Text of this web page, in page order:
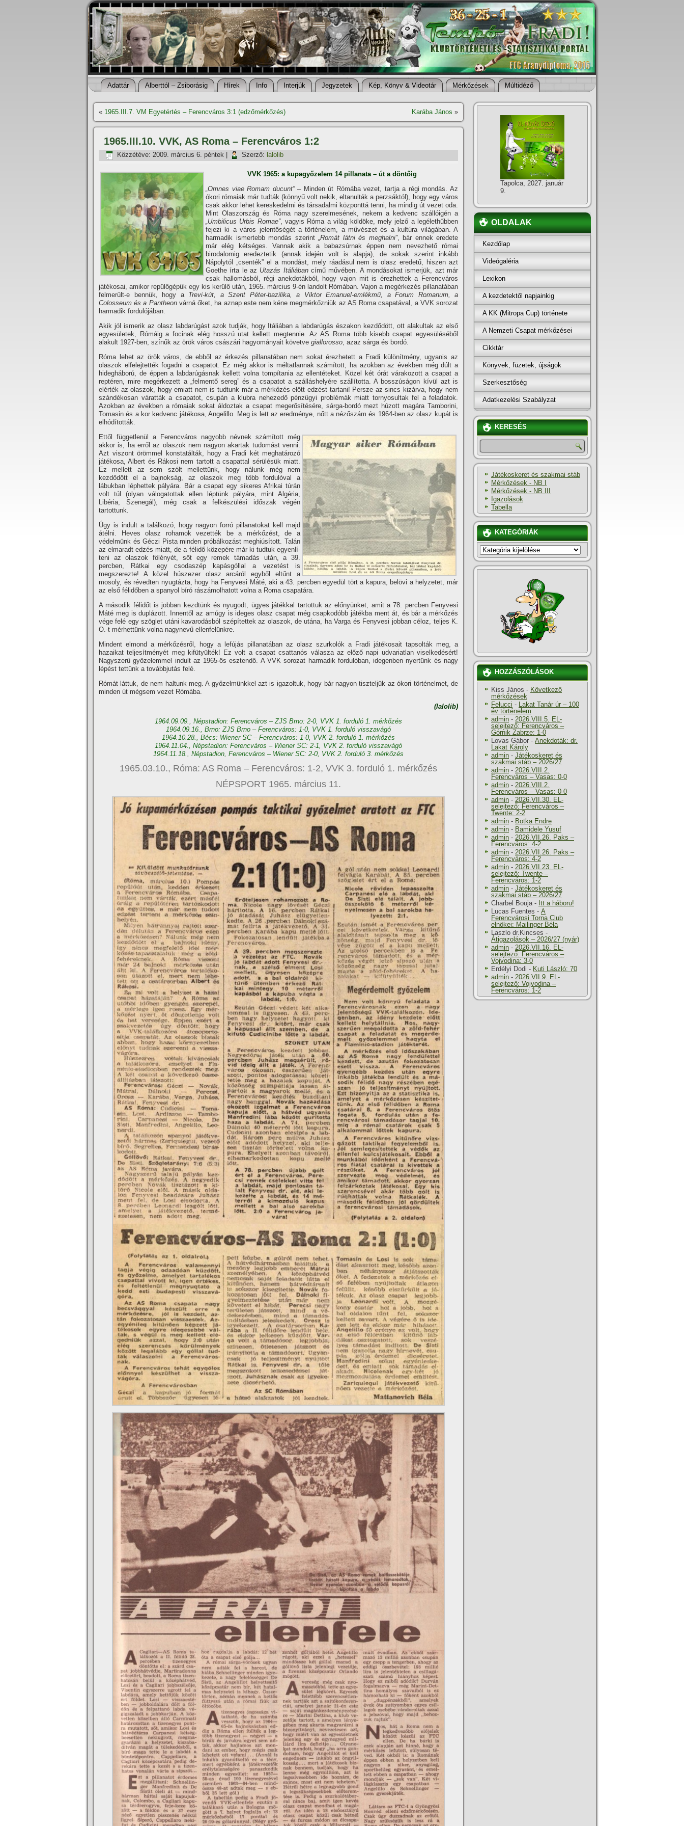
Adattár Alberttól – Zsiborásig Hí­rek Info Interjúk Jegyzetek Kép, Könyv & Videotár Mérkőzések Múltidéző
« 1965.III.7. VM Egyetértés – Ferencváros 3:1 (edzőmérkőzés) Karába János »
1965.III.10. VVK, AS Roma – Ferencváros 1:2
Közzétéve: 2009. március 6. péntek Szerző: lalolib
VVK 1965: a kupagyőzelem 14 pillanata – út a döntőig
„Omnes viae Romam ducunt”– Minden út Rómába vezet, tartja a régi mondás. Az
ókori rómaiak már tudták (könnyű volt nekik, eltanulták a perzsáktól), hogy egy város
csak akkor lehet kereskedelmi és társadalmi központtá tenni, ha mindig út vezet oda.
Mint Olaszország és Róma nagy szerelmesének, nekem a kedvenc szállóigén a
„Umbilicus Urbis Romae”, vagyis Róma a világ köldöke, mely jelző a legélethűbben
fejezi ki a város jelentőségét a történelem, a művészet és a kultúra világában. A
harmadik ismertebb mondás szerint „Romát látni és meghalni”, bár ennek eredete
már elég kétséges. Vannak akik a babazsúrnak éppen nem nevezhető római
birodalomig eredeztetik (annak idején volt is alapja), de sokak szerint inkább
Nápolytól „csenték” el a mondást, mely ráadásul nem is olasz eredetű, hiszen azt
Goethe í­rta le az Utazás Itáliábancí­mű művében. A mondásokat ismerjük, azt már
csak hallomásból, régi anekdotákból, hogy vajon mit is érezhettek a Ferencváros
játékosai, amikor repülőgépük egy kis kerülő után, 1965. március 9-én landolt Rómában. Vajon a megérkezés pillanatában
felmerült-e bennük, hogy a Trevi-kút, a Szent Péter-bazilika, a Viktor Emanuel-emlékmű, a Forum Romanum, a
Colosseum és a Pantheonvárná őket, ha aznap este nem kéne megmérkőzniük az AS Roma csapatával, a VVK sorozat
harmadik fordulójában.
Akik jól ismerik az olasz labdarúgást azok tudják, hogy Itáliában a labdarúgás északon kezdődött, ott alakultak az első
egyesületek, Rómáig a focinak elég hosszú utat kellett megtennie. Az AS Roma több kisebb csapat egyesüléséből
alakult 1927-ben, szí­nűk az örök város császári hagyományait követve giallorosso, azaz sárga és bordó.
Róma lehet az örök város, de ebből az érkezés pillanatában nem sokat érezhetett a Fradi különí­tmény, ugyanis az
olaszok elfelejtették fogadni a csapatot. Ez még akkor is méltatlannak számí­tott, ha azokban az években még dúlt a
hidegháború, de éppen a labdarúgásnak kellett volna tompí­tania az ellentéteket. Közel két órát várakozott a csapat a
reptéren, mire megérkezett a „felmentő sereg” és a csapatot a szálláshelyére szállí­totta. A bosszúságon kí­vül azt is
elérték az olaszok, hogy emiatt nem is tudtunk már a mérkőzés előtt edzést tartani! Persze az sincs kizárva, hogy nem
szándékosan váratták a csapatot, csupán a klubra nehezedő pénzügyi problémák miatt tornyosultak fel a feladatok.
Azokban az években a rómaiak sokat áldoztak a csapat megerősí­tésére, sárga-bordó mezt húzott magára Tamborini,
Tomasin és a kor kedvenc játékosa, Angelillo. Meg is lett az eredménye, nőtt a nézőszám és 1964-ben az olasz kupát is
elhódí­tották.
Ettől függetlenül a Ferencváros nagyobb névnek számí­tott még
akkor is, ha erről az olaszok nem nagyon akartak tudomást venni.
Azt viszont örömmel konstatálták, hogy a Fradi két meghatározó
játékosa, Albert és Rákosi nem tartott a csapattal sérülésük miatt.
Ez mellett az sem szólt mellettünk, hogy nálunk még nem
kezdődött el a bajnokság, az olaszok meg több fordulóval a
lábukban léphettek pályára. Bár a csapat egy sikeres Afrikai túrán
volt túl (olyan válogatottak ellen léptünk pályára, mint Algéria,
Libéria, Szenegál), még csak a felkészülési időszak végén
tartottunk.
Úgy is indult a találkozó, hogy nagyon forró pillanatokat kell majd
átélni. Heves olasz rohamok vezették be a mérkőzést, de a
védelmünk és Géczi Pista minden próbálkozást meghiúsí­tott. Talán
az elmaradt edzés miatt, de a félidő közepére már ki tudtuk egyenlí­
teni az olaszok fölényét, sőt egy remek támadás után, a 39.
percben, Rátkai egy csodaszép kapásgóllal a vezetést is
megszerezte! A közel húszezer olasz arcáról egyből eltűnt a
mosoly, és révedten nyugtázta, hogy ha Fenyvesi Máté, aki a 43. percben egyedül tört a kapura, belövi a helyzetet, már
az első félidőben a spanyol bí­ró rászámolhatott volna a Roma csapatára.
A második félidőt is jobban kezdtünk és nyugodt, ügyes játékkal tartottuk az előnyünket, amit a 78. percben Fenyvesi
Máté meg is duplázott. Innentől az amúgy is ideges olasz csapat még csapkodóbb játékba ment át, és bár a mérkőzés
vége felé egy szöglet utáni kavarodásból szépí­tettek az olaszok, de utána, ha Varga és Fenyvesi jobban céloz, teljes K.
O.-t mérhettünk volna nagynevű ellenfelünkre.
Mindent elmond a mérkőzésről, hogy a lefújás pillanatában az olasz szurkolók a Fradi játékosait tapsolták meg, a
hazaikat teljesí­tményét meg kifütyülték! Ez volt a csapat csattanós válasza az előző napi udvariatlan viselkedésért!
Nagyszerű győzelemmel indult az 1965-ös esztendő. A VVK sorozat harmadik fordulóban, idegenben nyertünk és nagy
lépést tettünk a továbbjutás felé.
Rómát láttuk, de nem haltunk meg. A győzelmünkkel azt is igazoltuk, hogy bár nagyon tiszteljük az ókori történelmet, de
minden út mégsem vezet Rómába.
(lalolib)
1964.09.09., Népstadion: Ferencváros – ZJS Brno: 2-0, VVK 1. forduló 1. mérkőzés
1964.09.16., Brno: ZJS Brno – Ferencváros: 1-0, VVK 1. forduló visszavágó
1964.10.28., Bécs: Wiener SC – Ferencváros: 1-0, VVK 2. forduló 1. mérkőzés
1964.11.04., Népstadion: Ferencváros – Wiener SC: 2-1, VVK 2. forduló visszavágó
1964.11.18., Népstadion, Ferencváros – Wiener SC: 2-0, VVK 2. forduló 3. mérkőzés
1965.03.10., Róma: AS Roma – Ferencváros: 1-2, VVK 3. forduló 1. mérkőzés
NÉPSPORT 1965. március 11.
Tapolca, 2027. január
9.
OLDALAK
Kezdőlap
Videógaléria
Lexikon
A kezdetektől napjainkig
A KK (Mitropa Cup) története
A Nemzeti Csapat mérkőzései
Cikktár
Könyvek, füzetek, újságok
Szerkesztőség
Adatkezelési Szabályzat
KERESÉS
Játékoskeret és szakmai stáb
Mérkőzések - NB I
Mérkőzések - NB III
Igazolások
Tabella
KATEGÓRIÁK
KATEGÓRIÁK
HOZZÁSZÓLÁSOK
Kiss János - Következő
mérkőzések
Felucci - Lakat Tanár úr – 100
év történelem
admin - 2026.VIII.5. EL-
selejtező: Ferencváros –
Górnik Zabrze: 1-0
Lovas Gábor - Anekdoták: dr.
Lakat Károly
admin - Játékoskeret és
szakmai stáb – 2026/27
admin - 2026.VIII.2.
Ferencváros – Vasas: 0-0
admin - 2026.VIII.2.
Ferencváros – Vasas: 0-0
admin - 2026.VII.30. EL-
selejtező: Ferencváros –
Twente: 2-2
admin - Botka Endre
admin - Bamidele Yusuf
admin - 2026.VII.26. Paks –
Ferencváros: 4-2
admin - 2026.VII.26. Paks –
Ferencváros: 4-2
admin - 2026.VII.23. EL-
selejtező: Twente –
Ferencváros: 1-2
admin - Játékoskeret és
szakmai stáb – 2026/27
Charbel Bouja- Itt a háboru!
Lucas Fuentes - A
Ferencvárosi Torna Club
elnökei: Mailinger Béla
Laszlo dr.Kincses -
Átigazolások – 2026/27 (nyár)
admin - 2026.VII.16. EL-
selejtező: Ferencváros –
Vojvodina: 3-0
Erdélyi Dodi - Kuti László: 70
admin - 2026.VII.9. EL-
selejtező: Vojvodina –
Ferencváros: 1-2